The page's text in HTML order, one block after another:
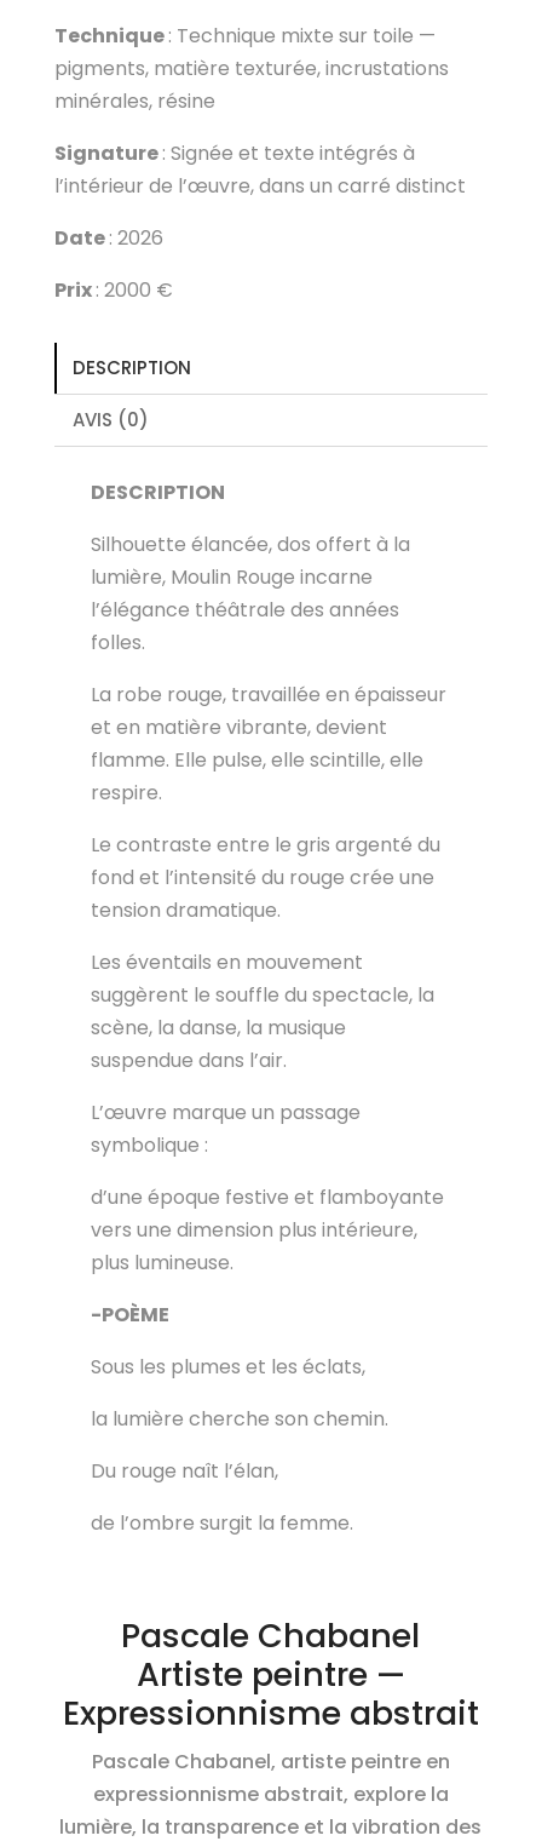
Technique: Technique mixte sur toile —
pigments, matière texturée, incrustations
minérales, résine
Signature: Signée et texte intégrés à
l’intérieur de l’œuvre, dans un carré distinct
Date: 2026
Prix: 2000 €
DESCRIPTION
AVIS (0)
DESCRIPTION
Silhouette élancée, dos offert à la
lumière, Moulin Rouge incarne
l’élégance théâtrale des années
folles.
La robe rouge, travaillée en épaisseur
et en matière vibrante, devient
flamme. Elle pulse, elle scintille, elle
respire.
Le contraste entre le gris argenté du
fond et l’intensité du rouge crée une
tension dramatique.
Les éventails en mouvement
suggèrent le souffle du spectacle, la
scène, la danse, la musique
suspendue dans l’air.
L’œuvre marque un passage
symbolique :
d’une époque festive et flamboyante
vers une dimension plus intérieure,
plus lumineuse.
-POÈME
Sous les plumes et les éclats,
la lumière cherche son chemin.
Du rouge naît l’élan,
de l’ombre surgit la femme.
Pascale Chabanel
Artiste peintre —
Expressionnisme abstrait
Pascale Chabanel, artiste peintre en
expressionnisme abstrait, explore la
lumière, la transparence et la vibration des